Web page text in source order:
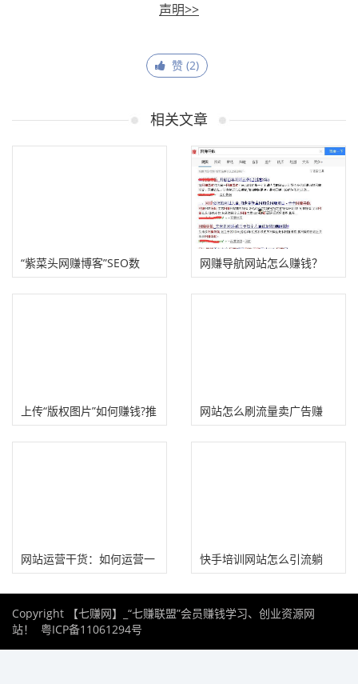
声明>>
赞 (2)
相关文章
“紫菜头网赚博客”SEO数
据，广告抢手赚钱！
网赚导航网站怎么赚钱？
上传“版权图片”如何赚钱?推
荐四个网站!
网站怎么刷流量卖广告赚
钱？有人赚了！
网站运营干货：如何运营一
快手培训网站怎么引流躺
Copyright 【七赚网】_“七赚联盟”会员赚钱学习、创业资源网
站！ 粤ICP备11061294号